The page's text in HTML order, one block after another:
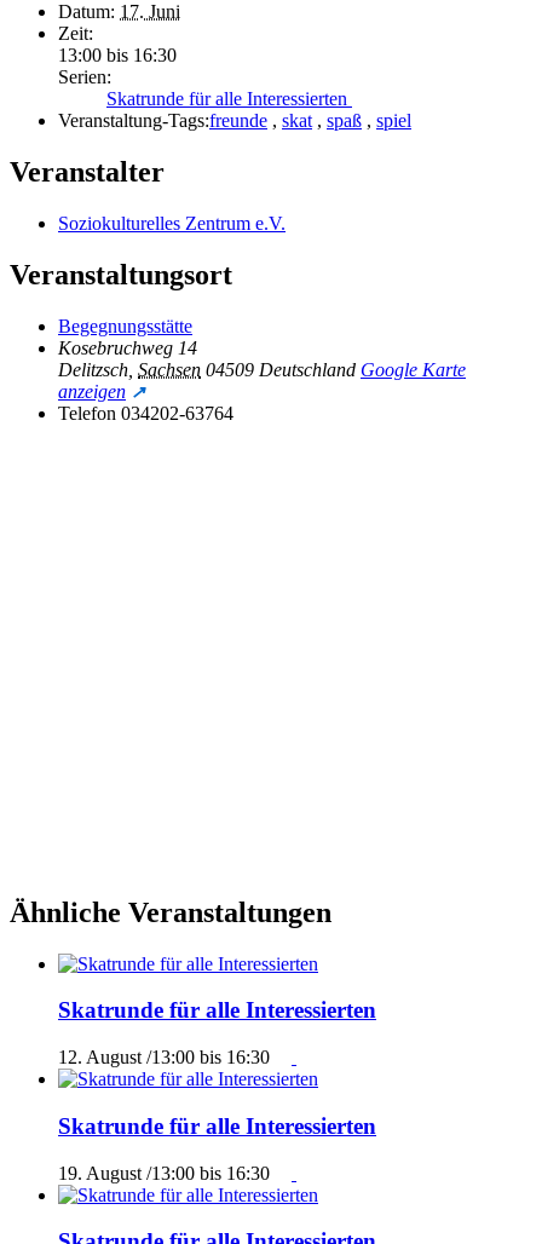
Datum: 17. Juni
Zeit:
13:00 bis 16:30
Serien:
Skatrunde für alle Interessierten
Veranstaltung-Tags:freunde , skat , spaß , spiel
Veranstalter
Soziokulturelles Zentrum e.V.
Veranstaltungsort
Begegnungsstätte
Kosebruchweg 14
Delitzsch Sachsen 04509 Deutschland Google Karte
anzeigen
Telefon 034202-63764
Ähnliche Veranstaltungen
Skatrunde für alle Interessierten
12. August /13:00 bis 16:30
Skatrunde für alle Interessierten
19. August /13:00 bis 16:30